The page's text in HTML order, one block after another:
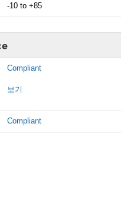
-10 to +85
Compliant
보기
Compliant